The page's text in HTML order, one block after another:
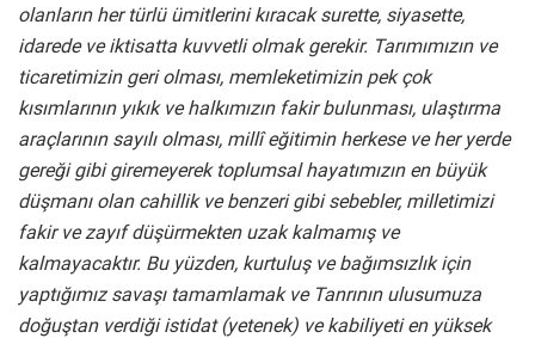
olanların her türlü ümitlerini kıracak surette, siyasette,
idarede ve iktisatta kuvvetli olmak gerekir. Tarımımızın ve
ticaretimizin geri olması, memleketimizin pek çok
kısımlarının yıkık ve halkımızın fakir bulunması, ulaştırma
araçlarının sayılı olması, millî eğitimin herkese ve her yerde
gereği gibi giremeyerek toplumsal hayatımızın en büyük
düşmanı olan cahillik ve benzeri gibi sebebler, milletimizi
fakir ve zayıf düşürmekten uzak kalmamış ve
kalmayacaktır. Bu yüzden, kurtuluş ve bağımsızlık için
yaptığımız savaşı tamamlamak ve Tanrının ulusumuza
doğuştan verdiği istidat (yetenek) ve kabiliyeti en yüksek